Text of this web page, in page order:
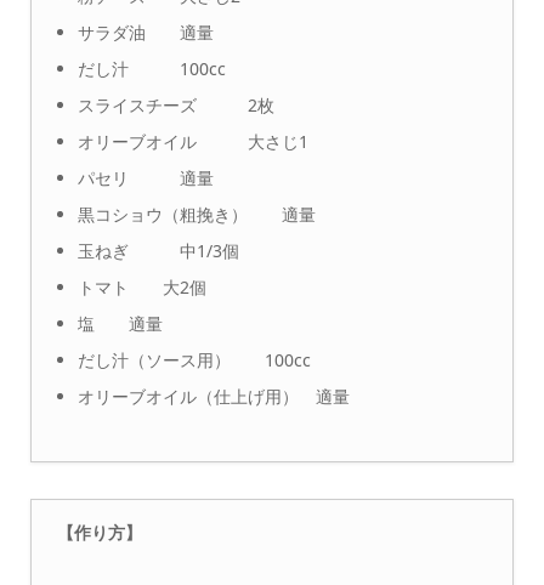
サラダ油 適量
だし汁 100cc
スライスチーズ 2枚
オリーブオイル 大さじ1
パセリ 適量
黒コショウ（粗挽き） 適量
玉ねぎ 中1/3個
トマト 大2個
塩 適量
だし汁（ソース用） 100cc
オリーブオイル（仕上げ用） 適量
【作り方】